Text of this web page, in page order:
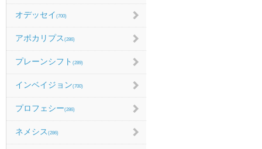
オデッセイ (700)
アポカリプス (286)
プレーンシフト (289)
インベイジョン(700)
プロフェシー(286)
ネメシス (286)